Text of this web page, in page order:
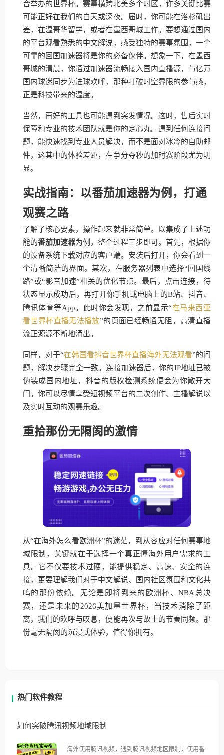
合举办的世界杯。赛事横跨北美多个时区，许多关键比赛
可能正好在我们的白天或深夜。届时，你可能在洛杉矶出
差，在温哥华留学，或者在墨西哥城工作。要想通过国内
的平台观看熟悉的中文解说，感受独特的赛事氛围，一个
可靠的回国加速器将是你的必备伙伴。想象一下，在墨西
哥城的清晨，你通过加速器流畅接入国内直播源，与亿万
国内球迷同步为进球欢呼，那种打破时空界限的参与感，
正是科技带来的温度。
当然，再好的工具也可能遇到突发情况。这时，售后实时
保障和专业的技术团队就是你的定心丸。遇到任何连接问
题，能快速找到专业人员解决，而不是面对冰冷的自助邮
件，这其中的体验差距，在争分夺秒的加时赛阶段尤为明
显。
实战指南：以番茄加速器为例，打通
观赛之路
了解了核心要素，操作起来就非常简单。以集成了上述功
能的番茄加速器为例，整个过程三步即可。首先，根据你
的设备系统下载对应的客户端。安装后打开，你会看到一
个清晰简洁的界面。其次，在服务器列表中选择“回国线
路”或“影音加速”相关的优化节点。最后，点击连接，待
状态显示成功后，再打开你手机或电脑上的B站、抖音、
腾讯体育等App。此时你会发现，之前显示“在马来西亚
看世界杯直播无法播放”的页面已经畅通无阻，高清直播
流正源源不断地涌出。
同样，对于“在韩国看抖音世界杯直播海外无法观看”的问
题，解决步骤完全一致。连接加速器后，你的IP地址已被
伪装成国内地址，抖音的版权检测系统便会为你敞开大
门。你可以尽情享受短视频平台的二次创作、主播解说以
及实时互动的观赛乐趣。
重拾那份无隔阂的激情
从“在海外怎么看欧洲杯”的迷茫，到从容应对任何赛事地
域限制，关键就在于选择一个真正懂海外用户需求的工
具。它不仅要技术过硬，能提供稳定、高速、安全的连
接，更要理解我们对于中文解说、国内社区氛围和文化共
鸣的那份依赖。无论是即将到来的欧洲杯、NBA总决
赛，还是未来的2026美加墨世界杯，当技术消除了距
离，我们的欢呼与叹息，便能再次与故土的节奏同频。那
份毫无隔阂的沉浸式体验，值得你拥有。
热门软件教程
如何突破腾讯视频地域限制
海外使用腾讯视频，遇到腾讯视频地区限制，使用番